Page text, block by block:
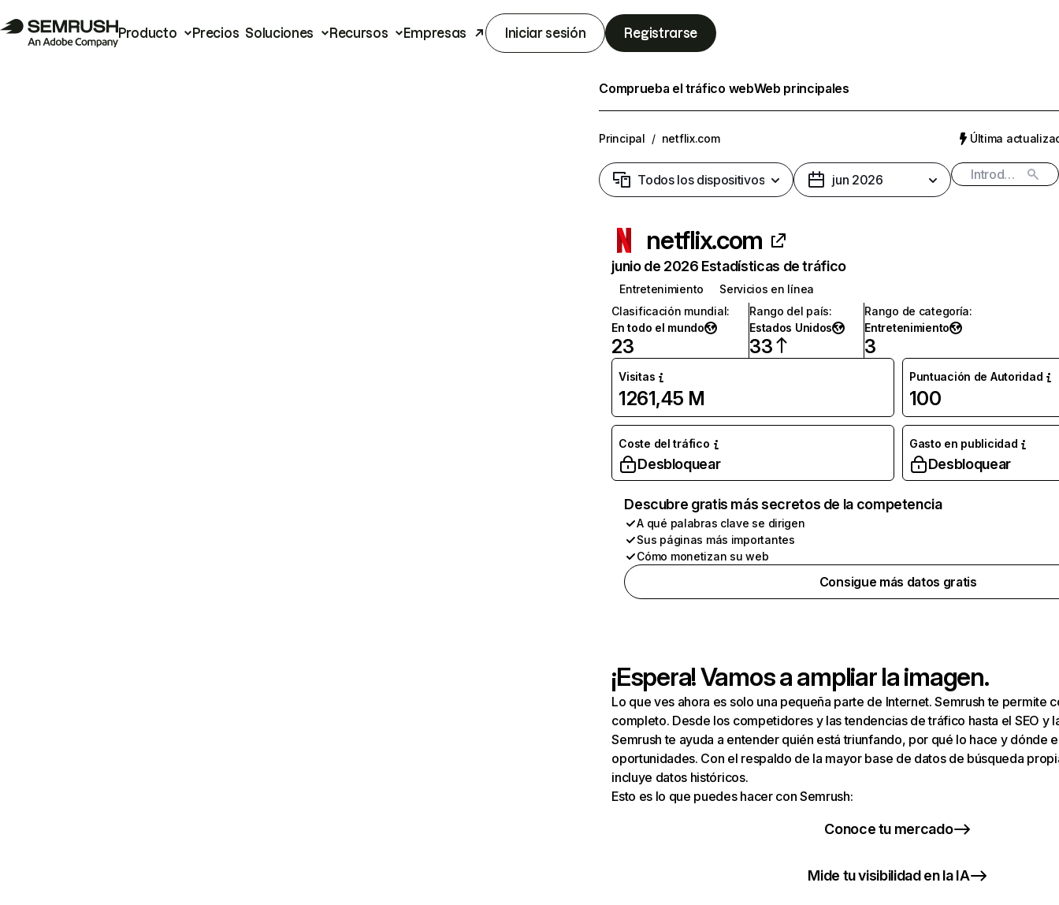
Producto Precios Soluciones Recursos Empresas Iniciar sesión Registrarse
Comprueba el tráfico webWeb principales
Principal / netflix.com Última
Todos los dispositivos jun 2026
netflix.com
junio de 2026 Estadísticas de tráfico
Entretenimiento
Servicios en línea
Clasificación mundial:
En todo el mundo
23
Rango del país:
Estados Unidos
33
Rango de categoría:
Entretenimiento
3
Visitas
1261,45 M
Puntuación de Autoridad
100
Coste del tráfico
Desbloquear
Gasto en publicidad
Desbloquear
Descubre gratis más secretos de la competencia
A qué palabras clave se dirigen
Sus páginas más importantes
Cómo monetizan su web
Consigue más datos gratis
¡Espera! Vamos a ampliar la imagen.
Lo que ves ahora es solo una pequeña parte de Internet. Semrush te permite
completo. Desde los competidores y las tendencias de tráfico hasta el SEO y
Semrush te ayuda a entender quién está triunfando, por qué lo hace y dónde
oportunidades. Con el respaldo de la mayor base de datos de búsqueda
incluye datos históricos.
Esto es lo que puedes hacer con Semrush:
Conoce tu mercado
Mide tu visibilidad en la IA